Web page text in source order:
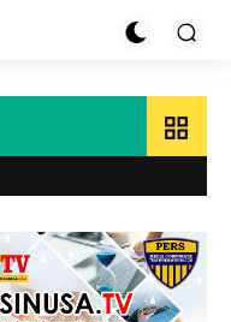
grid_view